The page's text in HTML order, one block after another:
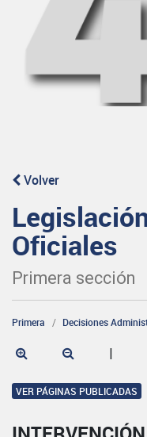
Volver
Oficiales
Primera sección
Primera Decisiones
|
VER PÁGINAS PUBLICADAS